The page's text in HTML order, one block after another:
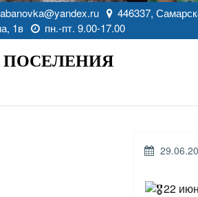
446337,
1в
пн.-пт. 9.00-17.00
ПОСЕЛЕНИЯ
22